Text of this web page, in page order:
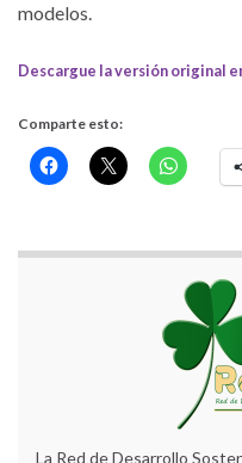
modelos.
Descargue la versión original
Comparte esto:
La Red de Desarrollo